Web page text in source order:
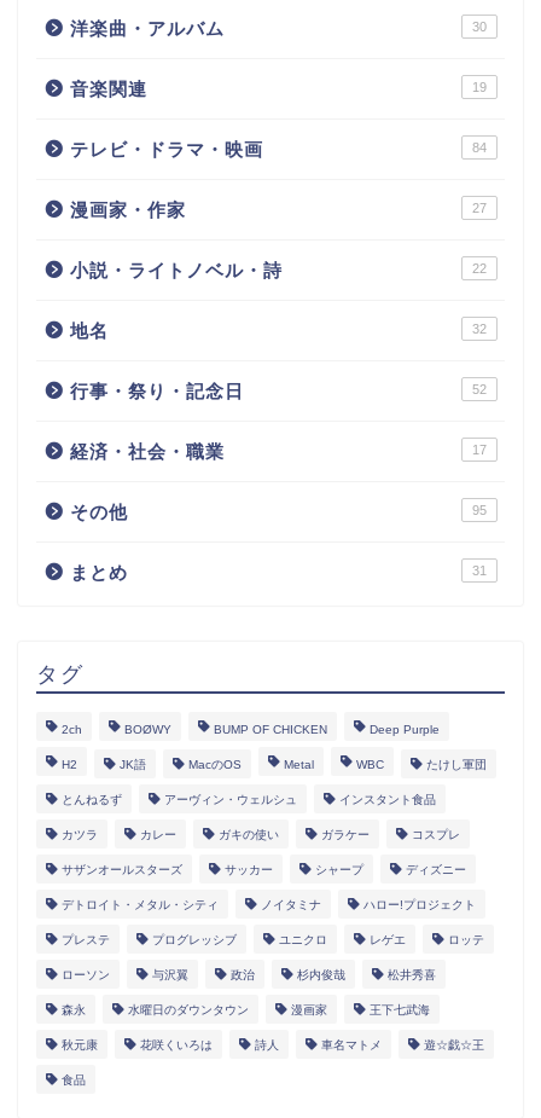
洋楽曲・アルバム 30
音楽関連 19
テレビ・ドラマ・映画 84
漫画家・作家 27
小説・ライトノベル・詩 22
地名 32
行事・祭り・記念日 52
経済・社会・職業 17
その他 95
まとめ 31
タグ
2ch BOØWY BUMP OF CHICKEN Deep Purple
H2 JK語 MacのOS Metal WBC たけし軍団
とんねるず アーヴィン・ウェルシュ インスタント食品
カツラ カレー ガキの使い ガラケー コスプレ
サザンオールスターズ サッカー シャープ ディズニー
デトロイト・メタル・シティ ノイタミナ ハロー!プロジェクト
プレステ プログレッシブ ユニクロ レゲエ ロッテ
ローソン 与沢翼 政治 杉内俊哉 松井秀喜
森永 水曜日のダウンタウン 漫画家 王下七武海
秋元康 花咲くいろは 詩人 車名マトメ 遊☆戯☆王
食品